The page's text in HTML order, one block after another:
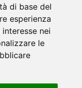
di base del
esperienza
nei
le